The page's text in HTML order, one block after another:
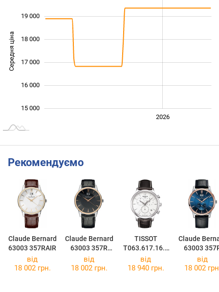
Середня ціна
15 000
16 000
17 000
18 000
19 000
2026
Рекомендуємо
Claude Bernard
63003 357RAIR
Claude Bernard
63003 357R
GIR
TISSOT
T063.617.16.0
37.00
Claude
63003
BUIR
від
18 002 грн.
від
18 002 грн.
від
18 940 грн.
від
18 002